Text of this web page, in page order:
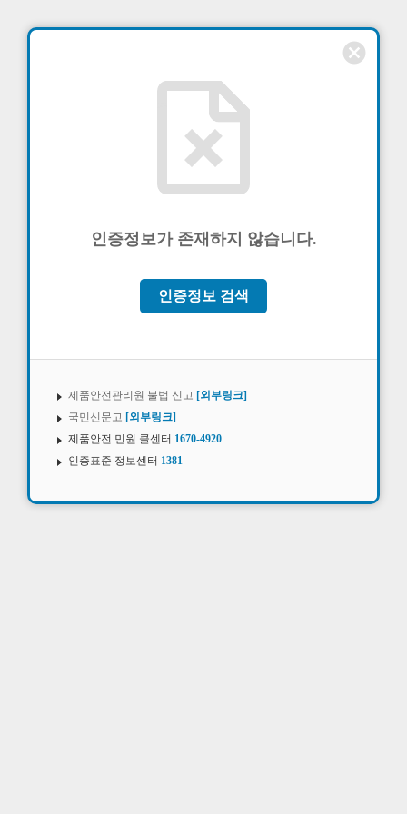
cancel
인증정보가 존재하지 않습니다.
인증정보 검색
제품안전관리원 불법 신고 [외부링크]
국민신문고 [외부링크]
제품안전 민원 콜센터 1670-4920
인증표준 정보센터 1381